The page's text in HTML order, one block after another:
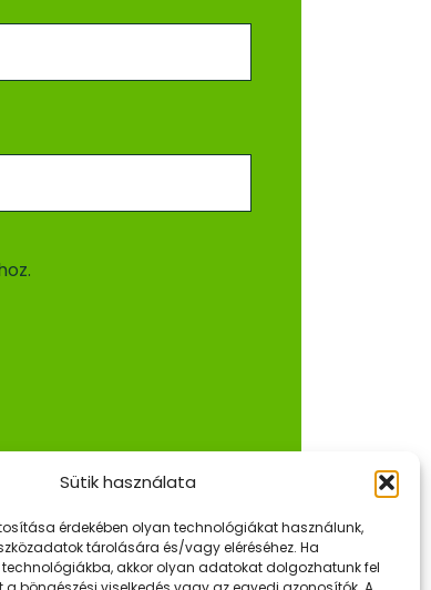
Sütik használata
érdekében olyan technológiákat használunk,
tárolására és/vagy eléréséhez. Ha
technológiákba, akkor olyan adatokat dolgozhatunk fel